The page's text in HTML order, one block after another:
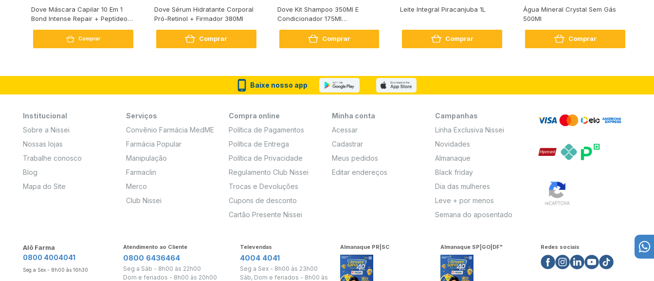
Dove Máscara Capilar 10 Em 1
Bond Intense Repair + Peptídeo
Comprar
Dove Sérum Hidratante Corporal
Pró-Retinol + Firmador 380Ml
Comprar
Dove Kit Shampoo 350Ml E
Condicionador 175Ml
Comprar
Leite Integral Piracanjuba 1L
Comprar
Água Mineral Crystal Sem Gás
500Ml
Comprar
Baixe nosso app
Institucional
Sobre a Nissei
Nossas lojas
Trabalhe conosco
Blog
Mapa do Site
Serviços
Convênio Farmácia MedME
Farmácia Popular
Manipulação
Farmaclin
Merco
Club Nissei
Compra online
Política de Pagamentos
Política de Entrega
Política de Privacidade
Regulamento Club Nissei
Trocas e Devoluções
Cupons de desconto
Cartão Presente Nissei
Minha conta
Acessar
Cadastrar
Meus pedidos
Editar endereços
Campanhas
Linha Exclusiva Nissei
Novidades
Almanaque
Black friday
Dia das mulheres
Leve + por menos
Semana do aposentado
Alô Farma
0800 4004041
Seg a Sex - 8h00 às 16h30
Atendimento ao Cliente
0800 6436464
Seg a Sáb - 8h00 às 22h00
Dom e feriados - 8h00 às 20h00
Televendas
4004 4041
Seg a Sex - 8h00 às 23h00
Sáb, Dom e feriados - 8h00 às
Almanaque PR|SC Almanaque SP|GO|DF" Redes sociais